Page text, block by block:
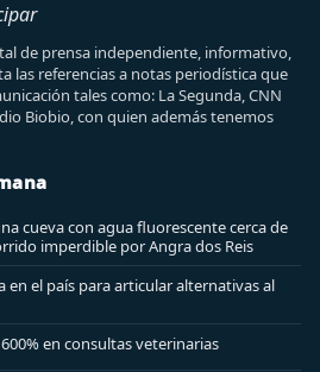
de prensa independiente, informativo,
las referencias a notas periodística que
tales como: La Segunda, CNN
Biobio, con quien además tenemos
cueva con agua fluorescente cerca de
imperdible por Angra dos Reis
en el país para articular alternativas al
en consultas veterinarias